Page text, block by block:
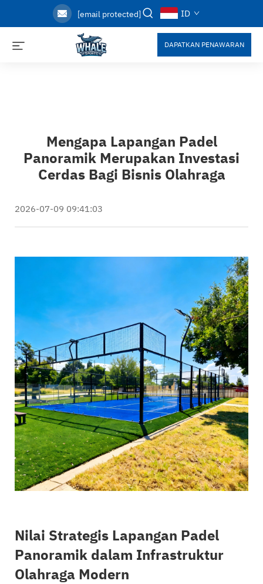
[email protected] ID
DAPATKAN PENAWARAN
Mengapa Lapangan Padel
Panoramik Merupakan Investasi
Cerdas Bagi Bisnis Olahraga
2026-07-09 09:41:03
Nilai Strategis Lapangan Padel
Panoramik dalam Infrastruktur
Olahraga Modern